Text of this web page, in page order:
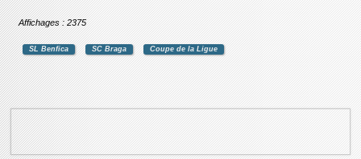
Affichages : 2375
SL Benfica SC Braga Coupe de la Ligue